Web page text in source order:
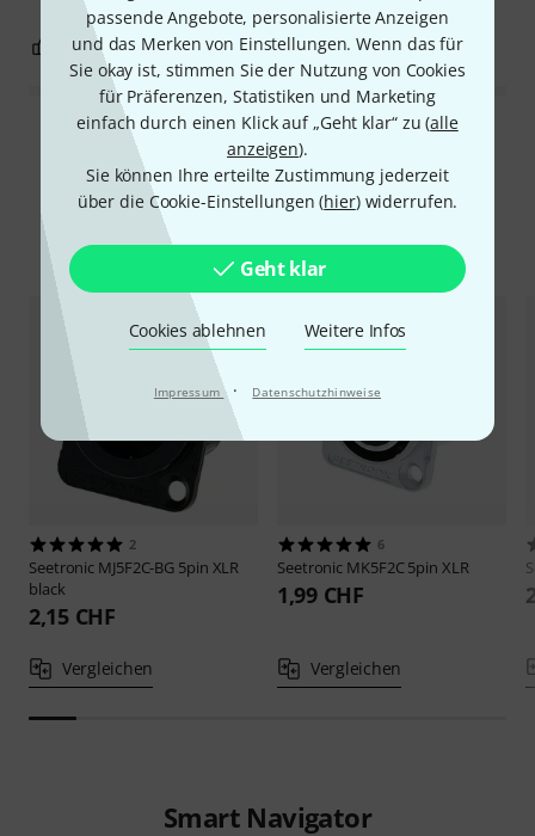
passende Angebote, personalisierte Anzeigen
und das Merken von Einstellungen. Wenn das für
Sie okay ist, stimmen Sie der Nutzung von Cookies
für Präferenzen, Statistiken und Marketing
einfach durch einen Klick auf „Geht klar“ zu (alle
anzeigen).
Sie können Ihre erteilte Zustimmung jederzeit
über die Cookie-Einstellungen (hier) widerrufen.
Geht klar
Cookies ablehnen Weitere Infos
Impressum · Datenschutzhinweise
0 BEWERTUNG MELDEN
Alle Bewertungen lesen
Alternativen vergleichen
2
Seetronic MJ5F2C-BG 5pin XLR
black
2,15 CHF
Vergleichen
6
Seetronic MK5F2C 5pin XLR
1,99 CHF
Vergleichen
Smart Navigator